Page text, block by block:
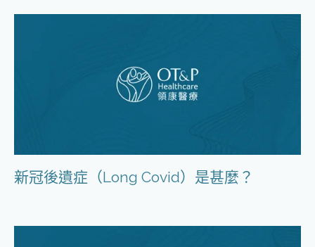
新冠後遺症（Long Covid）是甚麼？